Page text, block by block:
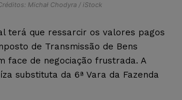
Michał Chodyra / iStock
terá que ressarcir os valores pagos
de Transmissão de Bens
face de negociação frustrada. A
substituta da 6ª Vara da Fazenda